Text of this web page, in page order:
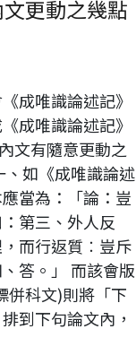
更動之幾點
成唯識論述記》
成唯識論述記》
文有隨意更動之
、如《成唯識論述
當為：「論：豈
第三、外人反
而行返質︰豈斥
答。」 而該會版
併科文)則將「下
到下句論文內，